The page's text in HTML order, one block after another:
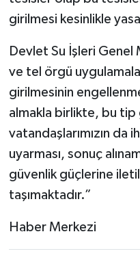
girilmesi kesinlikle
Devlet Su İşleri Genel
ve tel örgü
girilmesinin
almakla birlikte, bu tip
vatandaşlarımızın da
uyarması, sonuç
güvenlik güçlerine
taşımaktadır.”
Haber Merkezi